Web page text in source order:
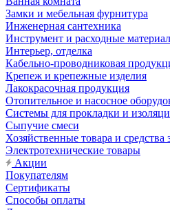
Замки и мебельная фурнитура
Инженерная сантехника
Инструмент и расходные
Интерьер, отделка
Кабельно-проводниковая
Крепеж и крепежные изделия
Лакокрасочная продукция
Отопительное и насосное
Системы для прокладки и
Сыпучие смеси
Хозяйственные товара и
Электротехнические товары
Акции
Покупателям
Сертификаты
Способы оплаты